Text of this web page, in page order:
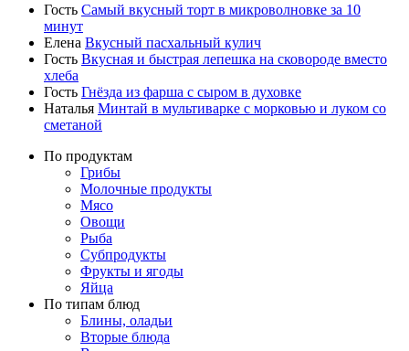
Гость Самый вкусный торт в микроволновке за 10
минут
Елена Вкусный пасхальный кулич
Гость Вкусная и быстрая лепешка на сковороде вместо
хлеба
Гость Гнёзда из фарша с сыром в духовке
Наталья Минтай в мультиварке с морковью и луком со
сметаной
По продуктам
Грибы
Молочные продукты
Мясо
Овощи
Рыба
Субпродукты
Фрукты и ягоды
Яйца
По типам блюд
Блины, оладьи
Вторые блюда